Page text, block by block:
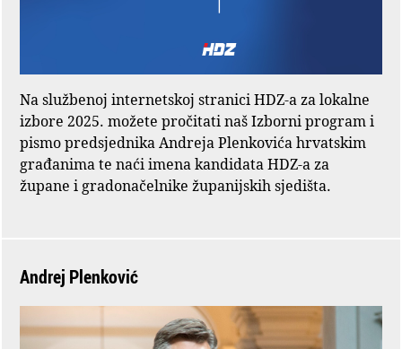
Na službenoj internetskoj stranici HDZ-a za lokalne
izbore 2025. možete pročitati naš Izborni program i
pismo predsjednika Andreja Plenkovića hrvatskim
građanima te naći imena kandidata HDZ-a za
župane i gradonačelnike županijskih sjedišta.
Andrej Plenković